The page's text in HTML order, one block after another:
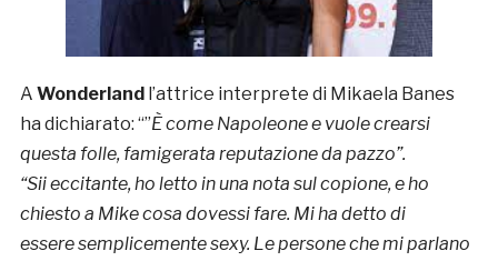
A Wonderlandl’attrice interprete di Mikaela Banes
ha dichiarato: “”È come Napoleone e vuole crearsi
questa folle, famigerata reputazione da pazzo”.
“Sii eccitante, ho letto in una nota sul copione, e ho
chiesto a Mike cosa dovessi fare. Mi ha detto di
essere semplicemente sexy. Le persone che mi parlano